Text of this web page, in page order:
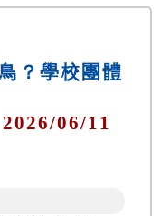
？學校團體
06/11